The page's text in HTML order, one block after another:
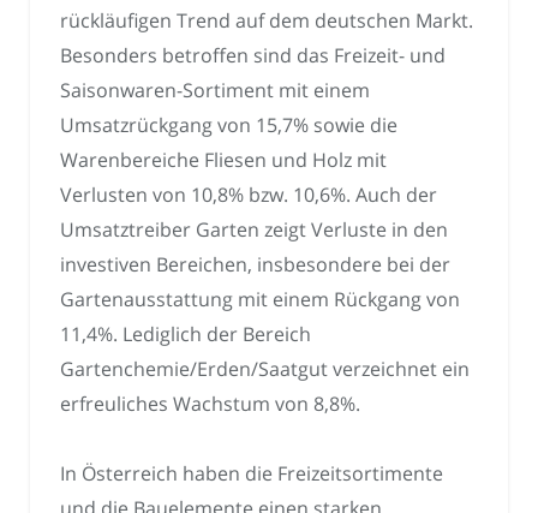
rückläufigen Trend auf dem deutschen Markt.
Besonders betroffen sind das Freizeit- und
Saisonwaren-Sortiment mit einem
Umsatzrückgang von 15,7% sowie die
Warenbereiche Fliesen und Holz mit
Verlusten von 10,8% bzw. 10,6%. Auch der
Umsatztreiber Garten zeigt Verluste in den
investiven Bereichen, insbesondere bei der
Gartenausstattung mit einem Rückgang von
11,4%. Lediglich der Bereich
Gartenchemie/Erden/Saatgut verzeichnet ein
erfreuliches Wachstum von 8,8%.
In Österreich haben die Freizeitsortimente